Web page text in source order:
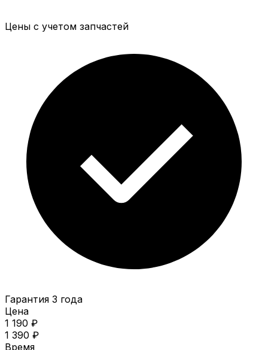
Цены с учетом запчастей
Гарантия 3 года
Цена
1 190 ₽
1 390 ₽
Время